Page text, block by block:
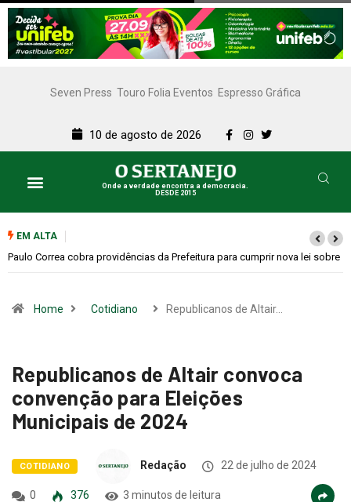
Seven Press Touro Folia Eventos Espresso Gráfica
10 de agosto de 2026
Onde a verdade encontra a democracia.
DESDE 2015
EM ALTA
sobre Garimpo Day reúne brechós, gastronomia e atrações culturais neste
Home Cotidiano Republicanos de Altair…
Republicanos de Altair convoca
convenção para Eleições
Municipais de 2024
COTIDIANO Redação 22 de julho de 2024
0 376 3 minutos de leitura